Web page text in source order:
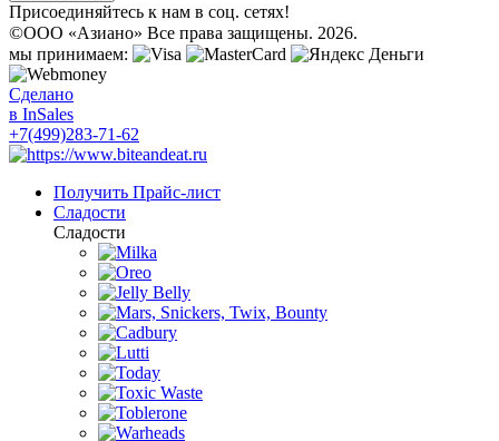
Присоединяйтесь к нам в соц. сетях!
©ООО «Азиано» Все права защищены. 2026.
мы принимаем:
Сделано
в InSales
+7(499)283-71-62
Получить Прайс-лист
Сладости
Сладости